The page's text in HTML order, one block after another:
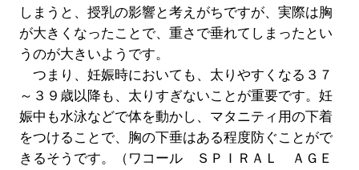
しまうと、授乳の影響と考えがちですが、実際は胸
が大きくなったことで、重さで垂れてしまったとい
うのが大きいようです。
つまり、妊娠時においても、太りやすくなる３７
～３９歳以降も、太りすぎないことが重要です。妊
娠中も水泳などで体を動かし、マタニティ用の下着
をつけることで、胸の下垂はある程度防ぐことがで
きるそうです。（ワコール ＳＰＩＲＡＬ ＡＧＥ